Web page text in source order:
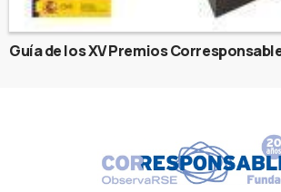
Guía de los XV Premios